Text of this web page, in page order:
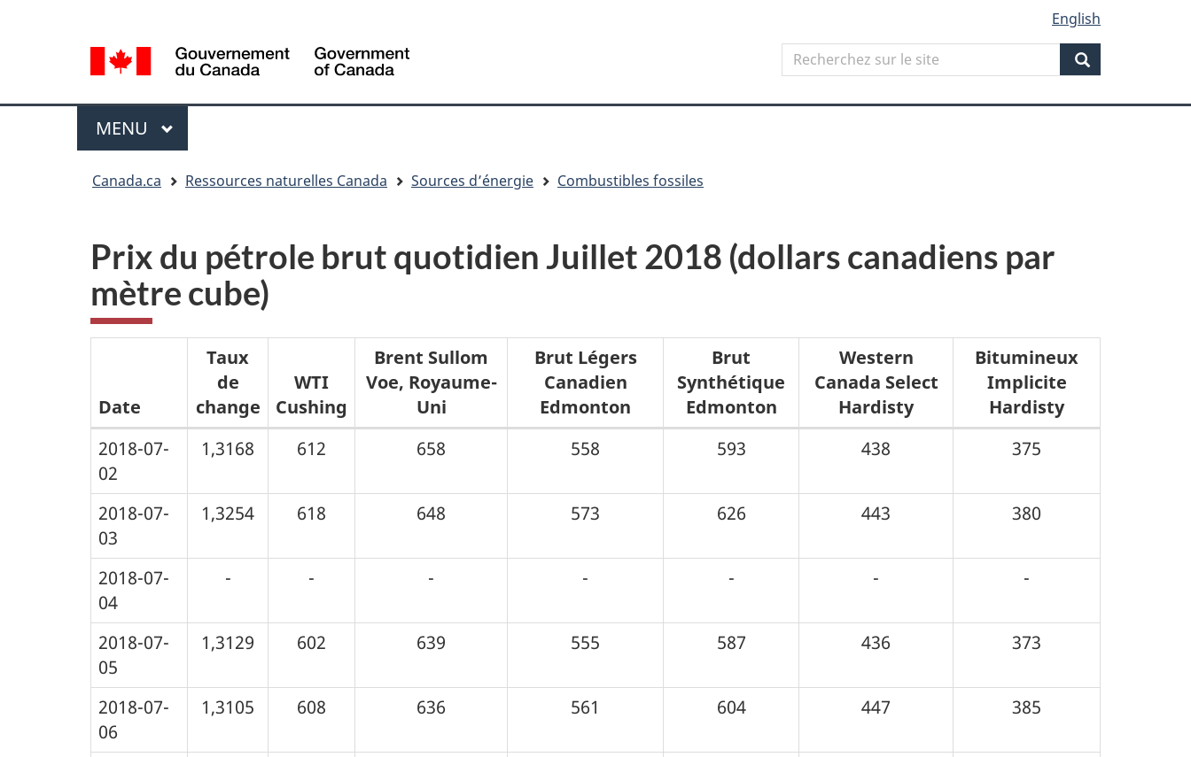
HTML
de
la
langue
selection
English
Search
Recherchez
sur
Search
Menu
MENU PRINCIPAL
Canada.ca Ressources naturelles Canada Sources d’énergie Combustibles fossiles
Prix du pétrole brut quotidien Juillet 2018 (dollars canadiens par
mètre cube)
Prix
du
pétrole
brut
quotidien
Juillet
2018
(dollars
canadiens
par
mètre
Date
Taux
de
change
WTI
Cushing
Brent Sullom
Voe, Royaume-
Uni
Brut Légers
Canadien
Edmonton
Brut
Synthétique
Edmonton
Western
Canada Select
Hardisty
Bitumineux
Implicite
Hardisty
2018-07-
02
1,3168 612 658 558 593 438 375
2018-07-
03
1,3254 618 648 573 626 443 380
2018-07-
04
- - - - - - -
2018-07-
05
1,3129 602 639 555 587 436 373
2018-07-
06
1,3105 608 636 561 604 447 385